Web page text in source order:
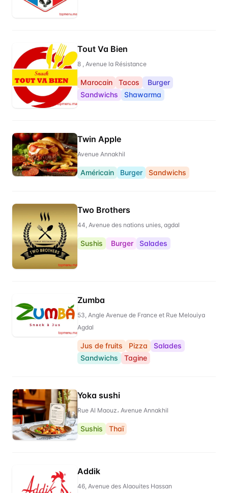
Tout Va Bien
8 , Avenue la Résistance
Marocain Tacos
Burger
Sandwichs
Shawarma
Twin Apple
Avenue Annakhil
Américain Burger Sandwichs
Two Brothers
44, Avenue des nations unies, agdal
Sushis Burger Salades
Zumba
53, Angle Avenue de France et Rue Melouiya
Agdal
Jus de fruits Pizza
Salades
Sandwichs
Tagine
Yoka sushi
Rue Al Maouz، Avenue Annakhil
Sushis Thaï
Addik
46, Avenue des Alaouites Hassan